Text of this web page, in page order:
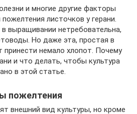
и многие другие факторы
листочков у герани.
выращивании нетребовательна,
Но даже эта, простая в
принести немало хлопот. Почему
и что делать, чтобы культура
в этой статье.
пожелтения
внешний вид культуры, но кроме